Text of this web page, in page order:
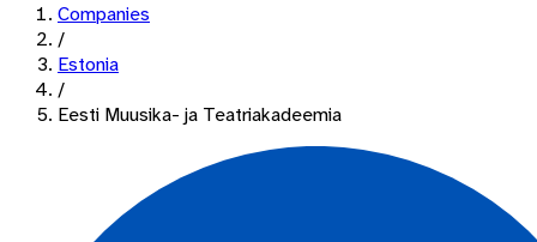
Companies
/
Estonia
/
Eesti Muusika- ja Teatriakadeemia